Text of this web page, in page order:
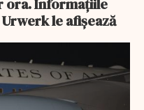
ora. Informațiile
le afișează